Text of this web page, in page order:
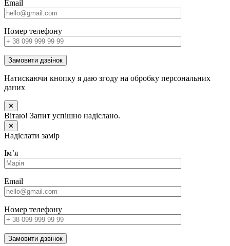
Email
Номер телефону
Замовити дзвінок
Натискаючи кнопку я даю згоду на обробку персональних
даних
✕
Вітаю! Запит успішно надіслано.
✕
Надіслати замір
Імʼя
Email
Номер телефону
Замовити дзвінок